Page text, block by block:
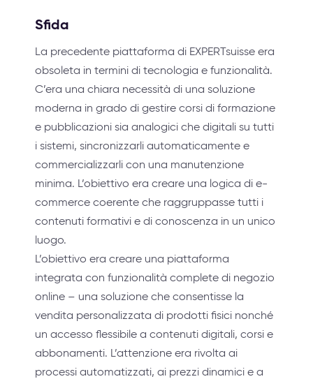
Sfida
La precedente piattaforma di EXPERTsuisse era
obsoleta in termini di tecnologia e funzionalità.
C’era una chiara necessità di una soluzione
moderna in grado di gestire corsi di formazione
e pubblicazioni sia analogici che digitali su tutti
i sistemi, sincronizzarli automaticamente e
commercializzarli con una manutenzione
minima. L’obiettivo era creare una logica di e-
commerce coerente che raggruppasse tutti i
contenuti formativi e di conoscenza in un unico
luogo.
L’obiettivo era creare una piattaforma
integrata con funzionalità complete di negozio
online – una soluzione che consentisse la
vendita personalizzata di prodotti fisici nonché
un accesso flessibile a contenuti digitali, corsi e
abbonamenti. L’attenzione era rivolta ai
processi automatizzati, ai prezzi dinamici e a